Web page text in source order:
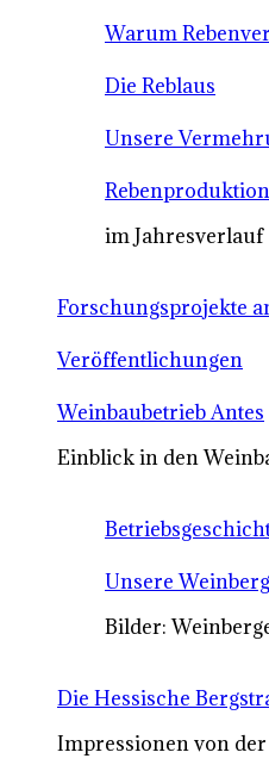
Warum
Die Reblaus
Unsere
Rebenproduktion
im Jahresverlauf
Forschungsprojekte
Veröffentlichungen
Weinbaubetrieb Antes
Einblick in den
Unsere
Bilder:
Die Hessische
Impressionen von der